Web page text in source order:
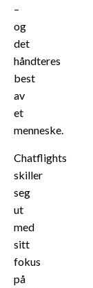
–
og
det
håndteres
best
av
et
menneske.
Chatflights
skiller
seg
ut
med
sitt
fokus
på